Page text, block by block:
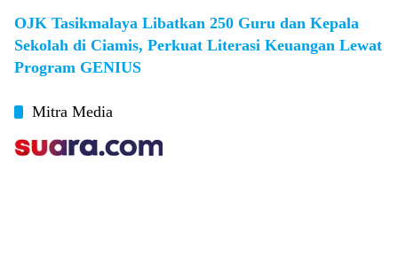
OJK Tasikmalaya Libatkan 250 Guru dan Kepala
Sekolah di Ciamis, Perkuat Literasi Keuangan Lewat
Program GENIUS
Mitra Media